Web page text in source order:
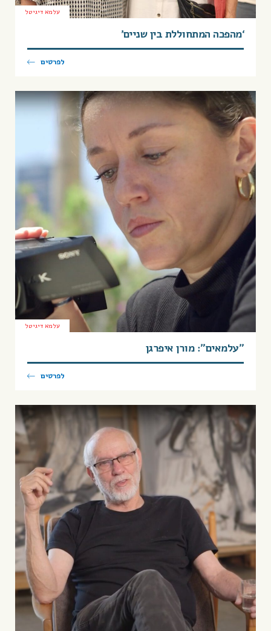
עלמא דיגיטל
‘מהפכה המתחוללת בין שניים’
לפרטים
עלמא דיגיטל
״עלמאים״: מורן איפרגן
לפרטים